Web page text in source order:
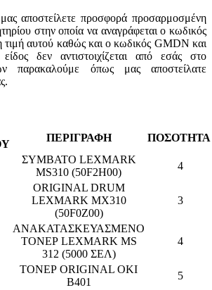
αποστείλετε προσφορά προσαρμοσμένη
στην οποία να αναγράφεται ο κωδικός
τιμή αυτού καθώς και ο κωδικός GMDN και
δεν αντιστοιχίζεται από εσάς στο
παρακαλούμε όπως μας αποστείλατε
ΠΕΡΙΓΡΑΦΗ
ΣΥΜΒΑΤΟ LEXMARK
MS310 (50F2H00)
4
ORIGINAL DRUM
LEXMARK MX310
(50F0Z00)
3
ΑΝΑΚΑΤΑΣΚΕΥΑΣΜΕΝΟ
ΤΟΝΕΡ LEXMARK MS
312 (5000 ΣΕΛ)
4
ΤΟΝΕΡ ORIGINAL OKI
B401
5